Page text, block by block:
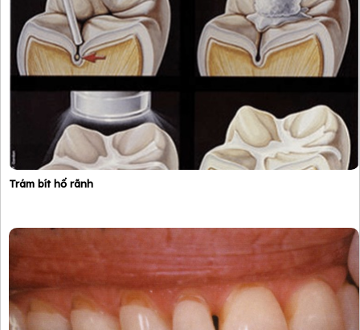
Trám bít hố rãnh